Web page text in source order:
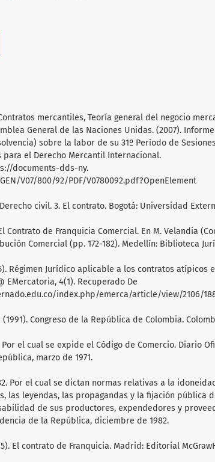
mercantiles, Teoría general del negocio
General de las Naciones Unidas. (2007).
sobre la labor de su 31º Período de
para el Derecho Mercantil Internacional.
documents-dds-ny.
V07/800/92/PDF/V0780092.pdf?OpenElement
Derecho civil. 3. El contrato. Bogotá: Universidad
Contrato de Franquicia Comercial. En M. Velandia
Comercial (pp. 172-182). Medellín: Biblioteca
Régimen Jurídico aplicable a los contratos atípicos
EMercatoria, 4(1). Recuperado De
index.php/emerca/article/view/2106/
Congreso de la República de Colombia.
Por el cual se expide el Código de Comercio. Diario
marzo de 1971.
Por el cual se dictan normas relativas a la
las leyendas, las propagandas y la fijación pública
de sus productores, expendedores y
de la República, diciembre de 1982.
El contrato de Franquicia. Madrid: Editorial